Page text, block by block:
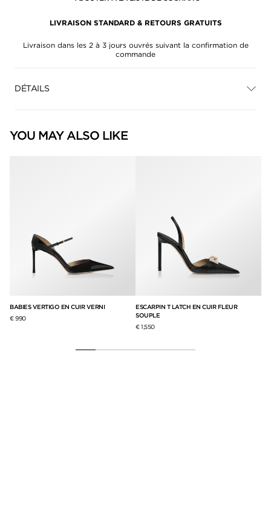
LIVRAISON STANDARD & RETOURS GRATUITS
Livraison dans les 2 à 3 jours ouvrés suivant la confirmation de
commande
DÉTAILS
YOU MAY ALSO LIKE
BABIES VERTIGO EN CUIR VERNI
€ 990
ESCARPIN T LATCH EN CUIR FLEUR
SOUPLE
€ 1,550